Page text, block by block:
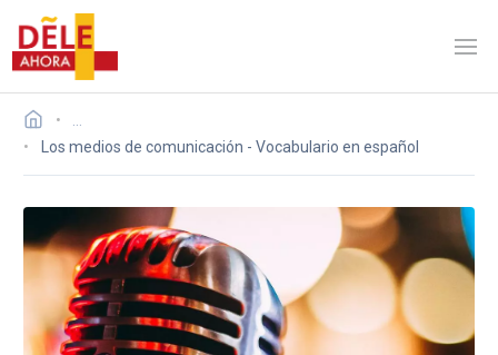
Los medios de comunicación - Vocabulario en español